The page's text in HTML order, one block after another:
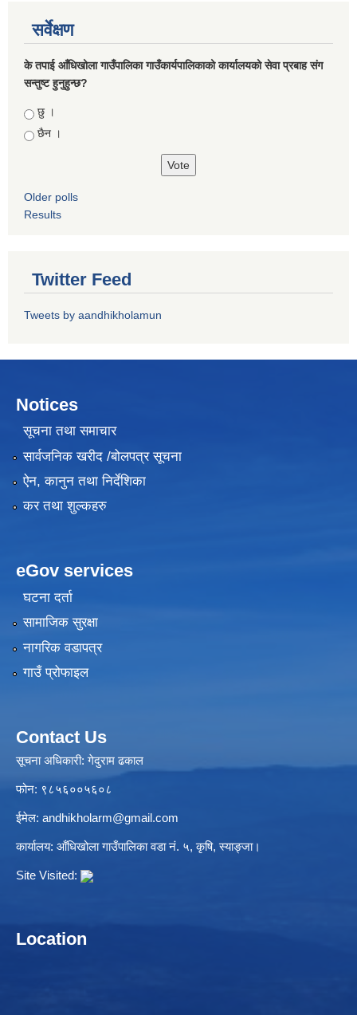
सर्वेक्षण
के तपाई आँधिखोला गाउँपालिका गाउँकार्यपालिकाको कार्यालयको सेवा प्रबाह संग
सन्तुष्ट हुनुहुन्छ?
Choices
छु ।
छैन ।
Older polls
Results
Twitter Feed
Tweets by aandhikholamun
Notices
सूचना तथा समाचार
सार्वजनिक खरीद /बोलपत्र सूचना
ऐन, कानुन तथा निर्देशिका
कर तथा शुल्कहरु
eGov services
घटना दर्ता
सामाजिक सुरक्षा
नागरिक वडापत्र
गाउँ प्रोफाइल
Contact Us
सूचना अधिकारी: गेदुराम ढकाल
फोन: ९८५६००५६०८
ईमेल: andhikholarm@gmail.com
कार्यालय: आँधिखोला गाउँपालिका वडा नं. ५, कृषि, स्याङ्जा।
Site Visited:
Location